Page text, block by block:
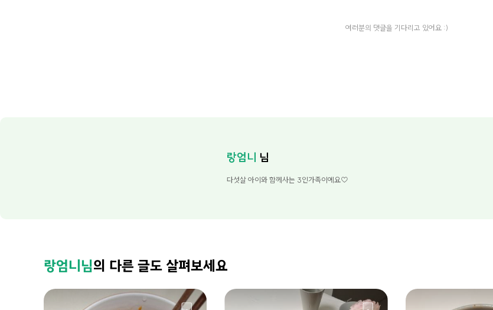
여러분의 댓글을 기다리고 있어요 :)
랑엄니 님
다섯살 아이와 함께사는 3인가족이에요♡
랑엄니님의 다른 글도 살펴보세요